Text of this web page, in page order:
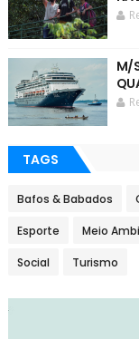
M/
TAGS
Bafos & Babados
Esporte Meio
Social Turismo